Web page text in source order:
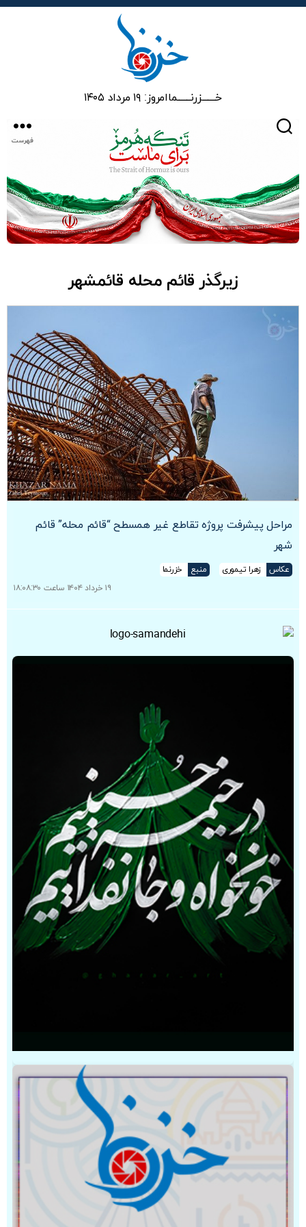
خـــــــزرنـــــــماامروز: ۱۹ مرداد ۱۴۰۵
فهرست
زیرگذر قائم محله قائمشهر
مراحل پیشرفت پروژه تقاطع غیر همسطح “قائم محله” قائم
شهر
عکاس زهرا تیموری منبع
خزرنما
۱۹ خرداد ۱۴۰۴ ساعت ۱۸:۰۸:۳۰